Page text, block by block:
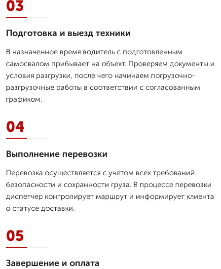
03
Подготовка и выезд техники
В назначенное время водитель с подготовленным
самосвалом прибывает на объект. Проверяем документы и
условия разгрузки, после чего начинаем погрузочно-
разгрузочные работы в соответствии с согласованным
графиком.
04
Выполнение перевозки
Перевозка осуществляется с учетом всех требований
безопасности и сохранности груза. В процессе перевозки
диспетчер контролирует маршрут и информирует клиента
о статусе доставки.
05
Завершение и оплата